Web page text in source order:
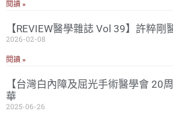
閱讀 »
【REVIEW醫學雜誌 Vol 39】許粹剛
2026-02-08
閱讀 »
【台灣白內障及屈光手術醫學會 20
華
2025-06-26